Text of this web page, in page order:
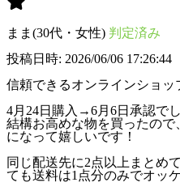
まま(30代・女性) 判定済み
投稿日時: 2026/06/06 17:26:44
信頼できるオンラインショッ
4月24日購入→6月6日承認でし
結構お高めな物を買ったので
になって嬉しいです！
同じ配送先に2点以上まとめ
ても送料は1点分のみでオッ